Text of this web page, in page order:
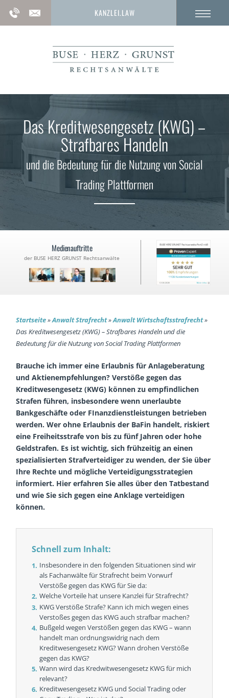
KANZLEI.LAW
Das Kreditwesengesetz (KWG) –
Strafbares Handeln
und die Bedeutung für die Nutzung von Social
Trading Plattformen
Medienauftritte
der BUSE HERZ GRUNST Rechtsanwälte
Startseite»Anwalt Strafrecht»Anwalt Wirtschaftsstrafrecht»
Das Kreditwesengesetz (KWG) – Strafbares Handeln und die
Bedeutung für die Nutzung von Social Trading Plattformen
Brauche ich immer eine Erlaubnis für Anlageberatung
und Aktienempfehlungen? Verstöße gegen das
Kreditwesengesetz (KWG) können zu empfindlichen
Strafen führen, insbesondere wenn unerlaubte
Bankgeschäfte oder FInanzdienstleistungen betrieben
werden. Wer ohne Erlaubnis der BaFin handelt, riskiert
eine Freiheitsstrafe von bis zu fünf Jahren oder hohe
Geldstrafen. Es ist wichtig, sich frühzeitig an einen
spezialisierten Strafverteidiger zu wenden, der Sie über
Ihre Rechte und mögliche Verteidigungsstrategien
informiert. Hier erfahren Sie alles über den Tatbestand
und wie Sie sich gegen eine Anklage verteidigen
können.
Schnell zum Inhalt:
Insbesondere in den folgenden Situationen sind wir
als Fachanwälte für Strafrecht beim Vorwurf
Verstöße gegen das KWG für Sie da:
Welche Vorteile hat unsere Kanzlei für Strafrecht?
KWG Verstöße Strafe? Kann ich mich wegen eines
Verstoßes gegen das KWG auch strafbar machen?
Bußgeld wegen Verstößen gegen das KWG – wann
handelt man ordnungswidrig nach dem
Kreditwesengesetz KWG? Wann drohen Verstöße
gegen das KWG?
Wann wird das Kredwitwesengesetz KWG für mich
relevant?
Kreditwesengesetz KWG und Social Trading oder